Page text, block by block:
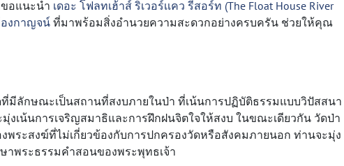
ขอแนะนำ เดอะ โฟลทเฮ้าส์ ริเวอร์เเคว รีสอร์ท (The Float House River
งกาญจน์ที่มาพร้อมสิ่งอำนวยความสะดวกอย่างครบครัน ช่วยให้คุณ
ดที่มีลักษณะเป็นสถานที่สงบภายในป่า ที่เน้นการปฏิบัติธรรมแบบวิปัสสนา
งเน้นการเจริญสมาธิและการฝึกฝนจิตใจให้สงบ ในขณะเดียวกัน วัดป่า
พระสงฆ์ที่ไม่เกี่ยวข้องกับการปกครองวัดหรือสังคมภายนอก ท่านจะมุ่ง
าพระธรรมคำสอนของพระพุทธเจ้า